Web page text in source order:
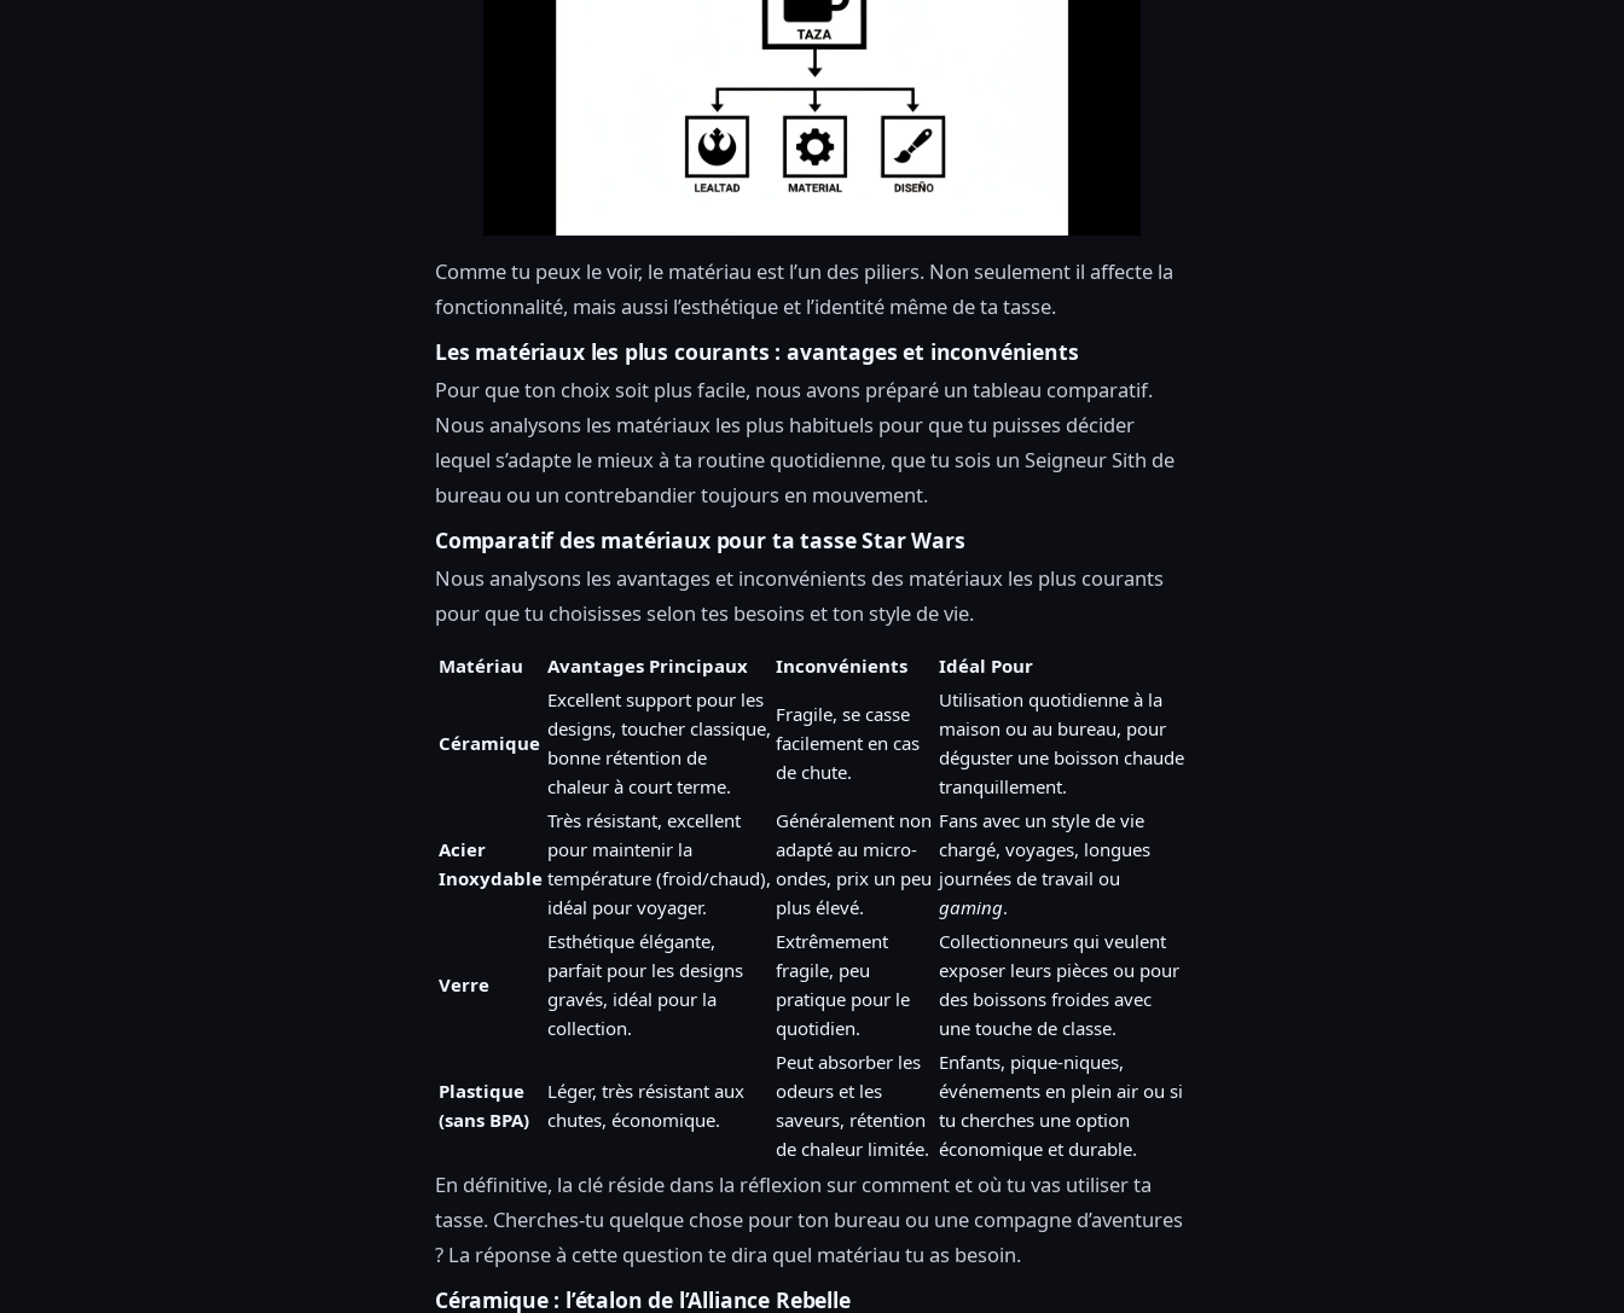
Comme tu peux le voir, le matériau est l’un des piliers. Non seulement il affecte la
fonctionnalité, mais aussi l’esthétique et l’identité même de ta tasse.
Les matériaux les plus courants : avantages et inconvénients
Pour que ton choix soit plus facile, nous avons préparé un tableau comparatif.
Nous analysons les matériaux les plus habituels pour que tu puisses décider
lequel s’adapte le mieux à ta routine quotidienne, que tu sois un Seigneur Sith de
bureau ou un contrebandier toujours en mouvement.
Comparatif des matériaux pour ta tasse Star Wars
Nous analysons les avantages et inconvénients des matériaux les plus courants
pour que tu choisisses selon tes besoins et ton style de vie.
Matériau Avantages Principaux Inconvénients Idéal Pour
Céramique
Excellent support pour les
designs, toucher classique,
bonne rétention de
chaleur à court terme.
Fragile, se casse
facilement en cas
de chute.
Utilisation quotidienne à la
maison ou au bureau, pour
déguster une boisson chaude
tranquillement.
Acier
Inoxydable
Très résistant, excellent
pour maintenir la
température (froid/chaud),
idéal pour voyager.
Généralement non
adapté au micro-
ondes, prix un peu
plus élevé.
Fans avec un style de vie
chargé, voyages, longues
journées de travail ou
gaming.
Verre
Esthétique élégante,
parfait pour les designs
gravés, idéal pour la
collection.
Extrêmement
fragile, peu
pratique pour le
quotidien.
Collectionneurs qui veulent
exposer leurs pièces ou pour
des boissons froides avec
une touche de classe.
Plastique
(sans BPA)
Léger, très résistant aux
chutes, économique.
Peut absorber les
odeurs et les
saveurs, rétention
de chaleur limitée.
Enfants, pique-niques,
événements en plein air ou si
tu cherches une option
économique et durable.
En définitive, la clé réside dans la réflexion sur comment et où tu vas utiliser ta
tasse. Cherches-tu quelque chose pour ton bureau ou une compagne d’aventures
? La réponse à cette question te dira quel matériau tu as besoin.
Céramique : l’étalon de l’Alliance Rebelle